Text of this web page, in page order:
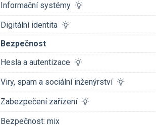
Informační systémy
Digitální identita
Bezpečnost
Hesla a autentizace
Viry, spam a sociální inženýrství
Zabezpečení zařízení
Bezpečnost: mix